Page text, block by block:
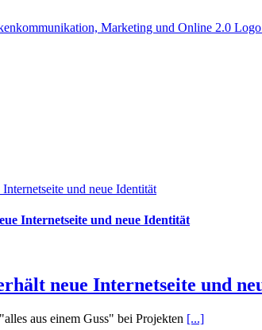
und neue Identität
Internetseite und neue Identität
neue Internetseite und
aus einem Guss" bei Projekten [...]